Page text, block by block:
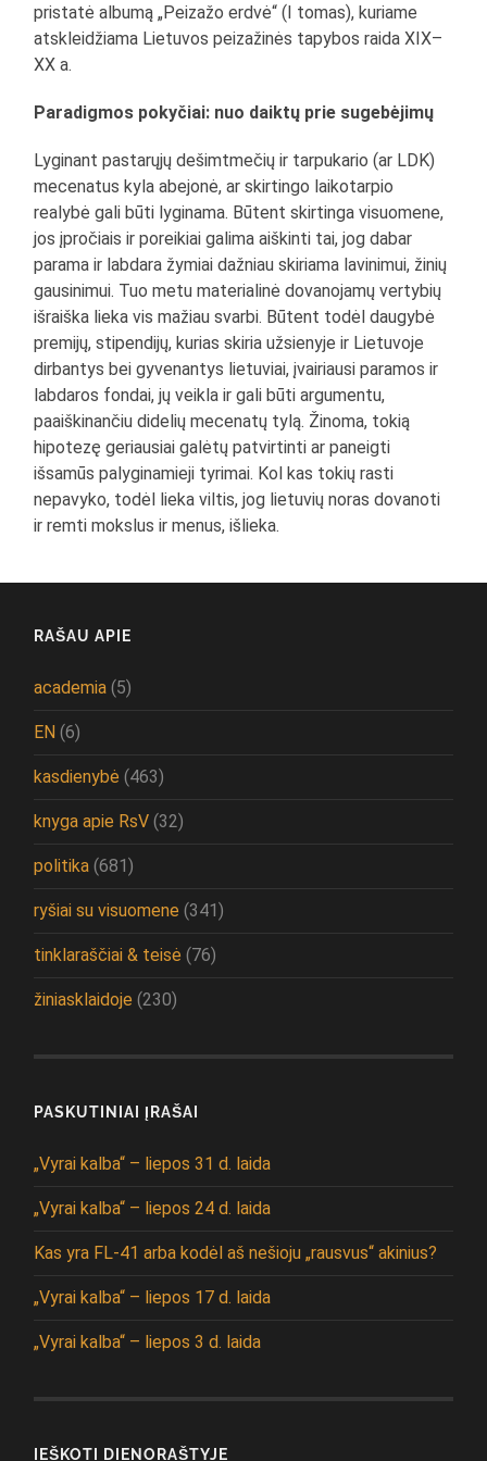
pristatė albumą „Peizažo erdvė“ (I tomas), kuriame
atskleidžiama Lietuvos peizažinės tapybos raida XIX–
XX a.
Paradigmos pokyčiai: nuo daiktų prie sugebėjimų
Lyginant pastarųjų dešimtmečių ir tarpukario (ar LDK)
mecenatus kyla abejonė, ar skirtingo laikotarpio
realybė gali būti lyginama. Būtent skirtinga visuomene,
jos įpročiais ir poreikiai galima aiškinti tai, jog dabar
parama ir labdara žymiai dažniau skiriama lavinimui, žinių
gausinimui. Tuo metu materialinė dovanojamų vertybių
išraiška lieka vis mažiau svarbi. Būtent todėl daugybė
premijų, stipendijų, kurias skiria užsienyje ir Lietuvoje
dirbantys bei gyvenantys lietuviai, įvairiausi paramos ir
labdaros fondai, jų veikla ir gali būti argumentu,
paaiškinančiu didelių mecenatų tylą. Žinoma, tokią
hipotezę geriausiai galėtų patvirtinti ar paneigti
išsamūs palyginamieji tyrimai. Kol kas tokių rasti
nepavyko, todėl lieka viltis, jog lietuvių noras dovanoti
ir remti mokslus ir menus, išlieka.
RAŠAU APIE
academia (5)
EN (6)
kasdienybė (463)
knyga apie RsV (32)
politika (681)
ryšiai su visuomene (341)
tinklaraščiai & teisė (76)
žiniasklaidoje (230)
PASKUTINIAI ĮRAŠAI
„Vyrai kalba“ – liepos 31 d. laida
„Vyrai kalba“ – liepos 24 d. laida
Kas yra FL-41 arba kodėl aš nešioju „rausvus“ akinius?
„Vyrai kalba“ – liepos 17 d. laida
„Vyrai kalba“ – liepos 3 d. laida
IEŠKOTI DIENORAŠTYJE